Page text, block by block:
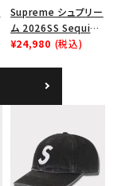
Supreme シュプリー
ム 2026SS Sequin
Denim Classic
シックロゴ 6パネルキ
ャップ ブラック
¥24,980 (税込)